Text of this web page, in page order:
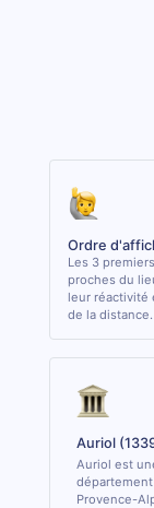
Ordre
Les 3
proches du
leur réactivité
de la distance.
Auriol
Auriol est
Provence-